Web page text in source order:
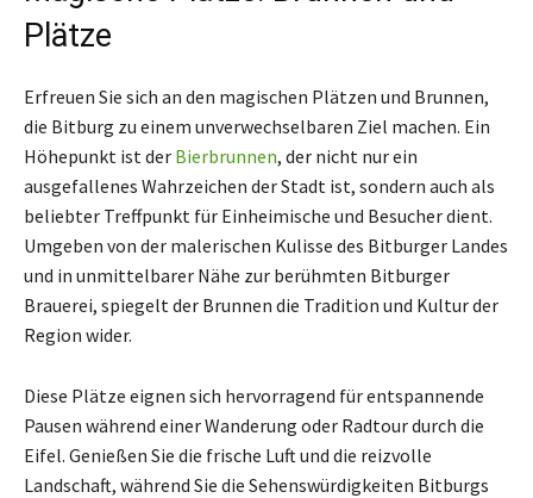
Plätze
Erfreuen Sie sich an den magischen Plätzen und Brunnen,
die Bitburg zu einem unverwechselbaren Ziel machen. Ein
Höhepunkt ist der Bierbrunnen, der nicht nur ein
ausgefallenes Wahrzeichen der Stadt ist, sondern auch als
beliebter Treffpunkt für Einheimische und Besucher dient.
Umgeben von der malerischen Kulisse des Bitburger Landes
und in unmittelbarer Nähe zur berühmten Bitburger
Brauerei, spiegelt der Brunnen die Tradition und Kultur der
Region wider.
Diese Plätze eignen sich hervorragend für entspannende
Pausen während einer Wanderung oder Radtour durch die
Eifel. Genießen Sie die frische Luft und die reizvolle
Landschaft, während Sie die Sehenswürdigkeiten Bitburgs